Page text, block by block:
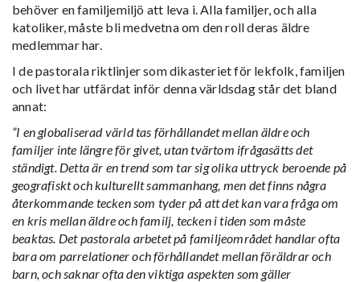
behöver en familjemiljö att leva i. Alla familjer, och alla
katoliker, måste bli medvetna om den roll deras äldre
medlemmar har.
I de pastorala riktlinjer som dikasteriet för lekfolk, familjen
och livet har utfärdat inför denna världsdag står det bland
annat:
”I en globaliserad värld tas förhållandet mellan äldre och
familjer inte längre för givet, utan tvärtom ifrågasätts det
ständigt. Detta är en trend som tar sig olika uttryck beroende på
geografiskt och kulturellt sammanhang, men det finns några
återkommande tecken som tyder på att det kan vara fråga om
en kris mellan äldre och familj, tecken i tiden som måste
beaktas. Det pastorala arbetet på familjeområdet handlar ofta
bara om parrelationer och förhållandet mellan föräldrar och
barn, och saknar ofta den viktiga aspekten som gäller